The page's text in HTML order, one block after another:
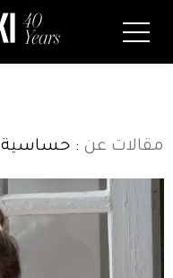
مقالات عن : حساسية